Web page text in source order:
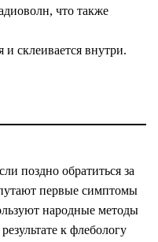
что также
склеивается внутри.
поздно обратиться за
первые симптомы
народные методы
к флебологу